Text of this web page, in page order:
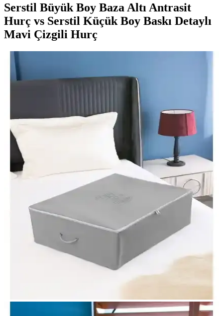
Serstil Büyük Boy Baza Altı Antrasit
Hurç vs Serstil Küçük Boy Baskı Detaylı
Mavi Çizgili Hurç